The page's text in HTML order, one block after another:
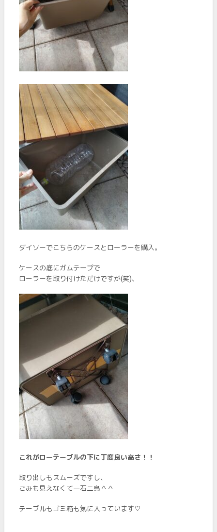
ダイソーでこちらのケースとローラーを購入。
ケースの底にガムテープで
ローラーを取り付けただけですが(笑)、
これがローテーブルの下に丁度良い高さ！！
取り出しもスムーズですし、
ごみも見えなくて一石二鳥＾＾
テーブルもゴミ箱も気に入っています♡